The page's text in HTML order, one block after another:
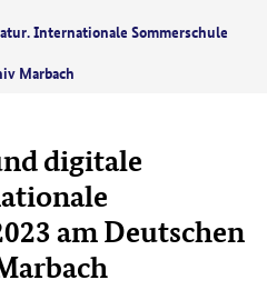
Internationale Sommerschule
Marbach
digitale
am Deutschen